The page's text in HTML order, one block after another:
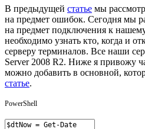
В предыдущей статье мы
на предмет ошибок. Сегодня мы
на предмет подключения к
необходимо узнать кто, когда и
серверу терминалов. Все наши
Server 2008 R2. Ниже я привожу
можно добавить в основной,
статье.
PowerShell